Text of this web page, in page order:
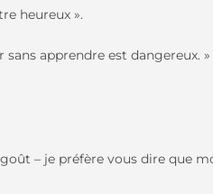
heureux ».
apprendre est dangereux. »
– je préfère vous dire que